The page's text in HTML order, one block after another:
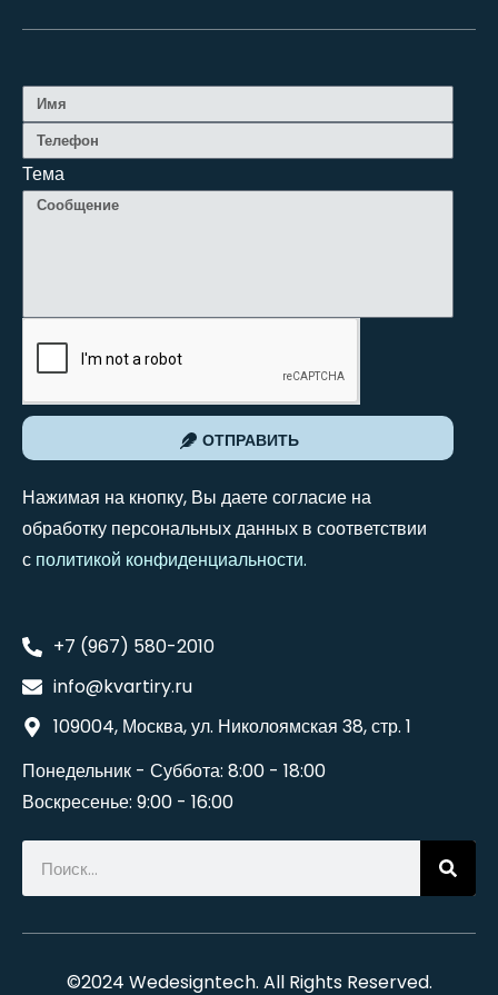
Тема
ОТПРАВИТЬ
Нажимая на кнопку, Вы даете согласие на
обработку персональных данных в соответствии
с политикой конфиденциальности.
+7 (967) 580-2010
info@kvartiry.ru
109004, Москва, ул. Николоямская 38, стр. 1
Понедельник - Суббота: 8:00 - 18:00
Воскресенье: 9:00 - 16:00
©2024 Wedesigntech. All Rights Reserved.